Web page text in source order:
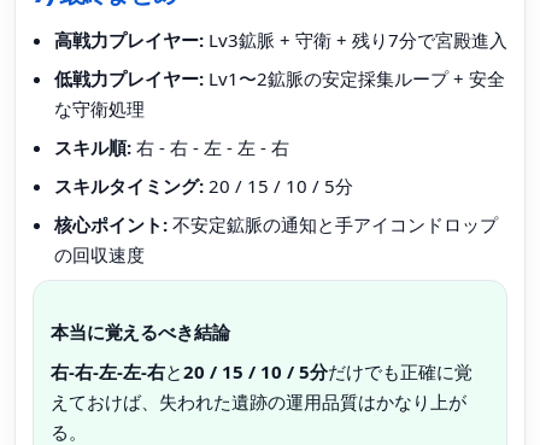
高戦力プレイヤー: Lv3鉱脈 + 守衛 + 残り7分で宮殿進入
低戦力プレイヤー: Lv1〜2鉱脈の安定採集ループ + 安全
な守衛処理
スキル順: 右 - 右 - 左 - 左 - 右
スキルタイミング: 20 / 15 / 10 / 5分
核心ポイント: 不安定鉱脈の通知と手アイコンドロップ
の回収速度
本当に覚えるべき結論
右-右-左-左-右と20 / 15 / 10 / 5分だけでも正確に覚
えておけば、失われた遺跡の運用品質はかなり上が
る。